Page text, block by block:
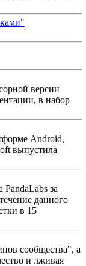
версии
в набор
Android,
выпустила
PandaLabs за
данного
в 15
сообщества", а
и лживая